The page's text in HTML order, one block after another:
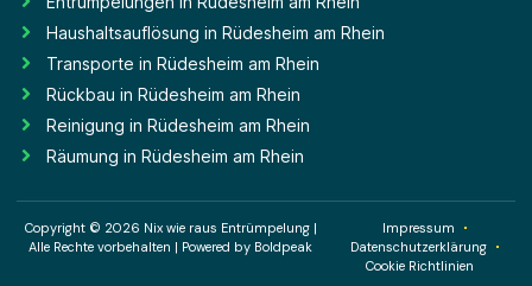
Haushaltsauflösung in Rüdesheim am Rhein
Transporte in Rüdesheim am Rhein
Rückbau in Rüdesheim am Rhein
Reinigung in Rüdesheim am Rhein
Räumung in Rüdesheim am Rhein
Copyright © 2026 Nix wie raus Entrümpelung |
Alle Rechte vorbehalten | Powered by Boldpeak
Impressum
Datenschutzerklärung
Cookie Richtlinien